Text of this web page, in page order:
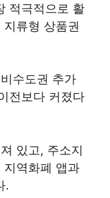
적극적으로 활
류형 상품권
수도권 추가
전보다 커졌다
있고, 주소지
지역화폐 앱과
.